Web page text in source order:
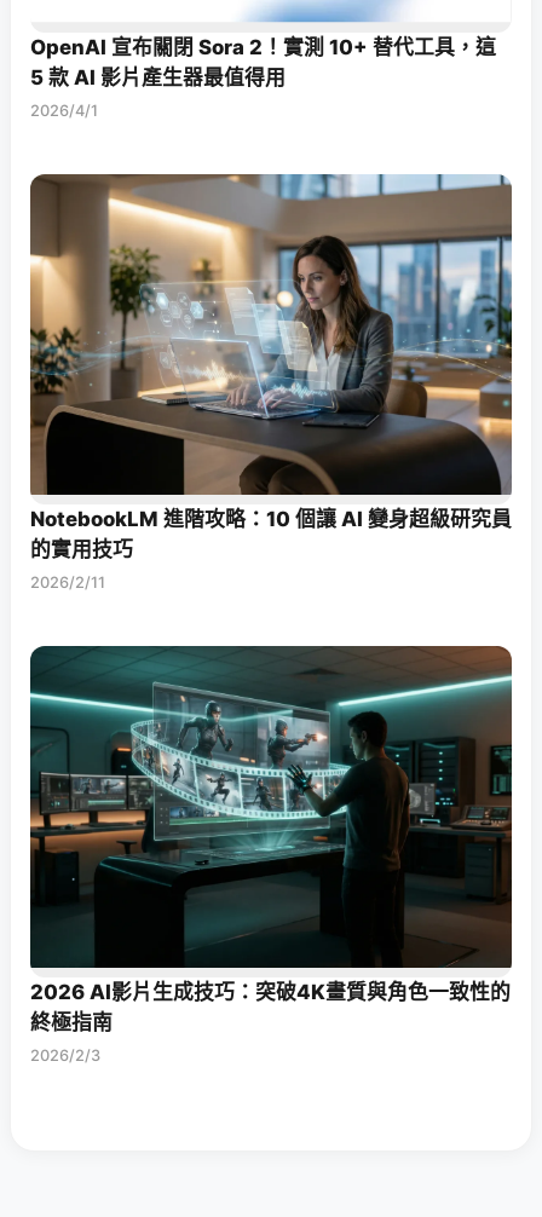
OpenAI 宣布關閉 Sora 2！實測 10+ 替代工具，這
5 款 AI 影片產生器最值得用
2026/4/1
NotebookLM 進階攻略：10 個讓 AI 變身超級研究員
的實用技巧
2026/2/11
2026 AI影片生成技巧：突破4K畫質與角色一致性的
終極指南
2026/2/3